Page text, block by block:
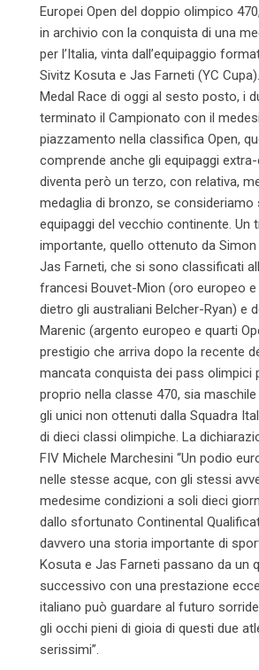
Europei Open del doppio olimpico
in archivio con la conquista di una
per l’Italia, vinta dall’equipaggio
Sivitz Kosuta e Jas Farneti (YC
Medal Race di oggi al sesto posto, i
terminato il Campionato con il
piazzamento nella classifica Open,
comprende anche gli equipaggi
diventa però un terzo, con relativa,
medaglia di bronzo, se consideriamo
equipaggi del vecchio continente. Un
importante, quello ottenuto da
Jas Farneti, che si sono classificati
francesi Bouvet-Mion (oro europeo e
dietro gli australiani Belcher-Ryan) e
Marenic (argento europeo e quarti
prestigio che arriva dopo la recente
mancata conquista dei pass olimpici
proprio nella classe 470, sia
gli unici non ottenuti dalla Squadra
di dieci classi olimpiche. La
FIV Michele Marchesini “Un podio
nelle stesse acque, con gli stessi
medesime condizioni a soli dieci
dallo sfortunato Continental
davvero una storia importante di
Kosuta e Jas Farneti passano da un
successivo con una prestazione
italiano può guardare al futuro
gli occhi pieni di gioia di questi due
serissimi”.